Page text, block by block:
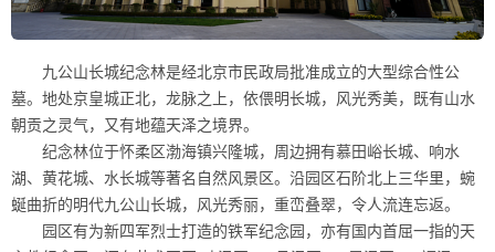
九公山长城纪念林是经北京市民政局批准成立的大型综合性公
墓。地处京皇城正北，龙脉之上，依偎明长城，风光秀美，既有山水
朝贡之灵气，又有地蕴天泽之境界。
纪念林位于怀柔区渤海镇兴隆城，周边拥有慕田峪长城、响水
湖、黄花城、水长城等著名自然风景区。沿园区石阶北上三华里，蜿
蜒曲折的明代九公山长城，风光秀丽，重峦叠翠，令人流连忘返。
园区有为新四军烈士打造的铁军纪念园，亦有国内首屈一指的天